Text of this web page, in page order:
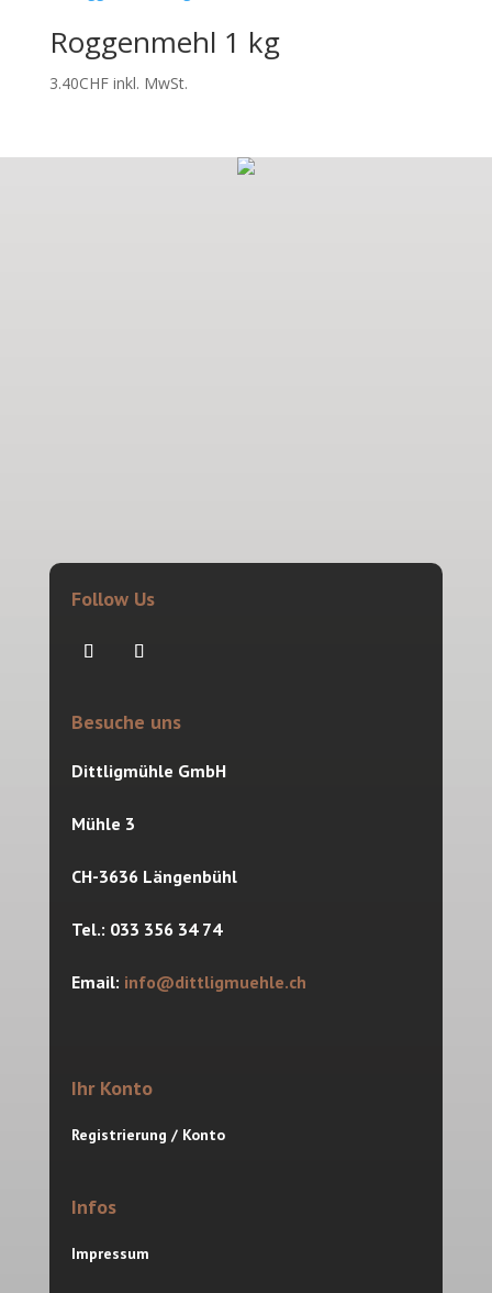
Roggenmehl 1 kg
3.40CHF inkl. MwSt.
Follow Us
Besuche uns
Dittligmühle GmbH
Mühle 3
CH-3636 Längenbühl
Tel.: 033 356 34 74
Email: info@dittligmuehle.ch
Ihr Konto
Registrierung / Konto
Infos
Impressum